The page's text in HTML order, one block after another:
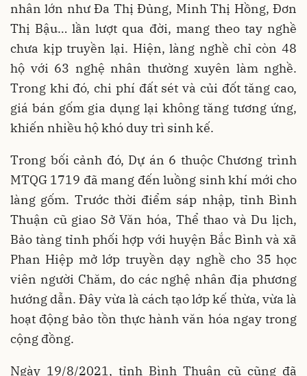
nhân lớn như Đa Thị Đủng, Minh Thị Hồng, Đơn
Thị Bậu… lần lượt qua đời, mang theo tay nghề
chưa kịp truyền lại. Hiện, làng nghề chỉ còn 48
hộ với 63 nghệ nhân thường xuyên làm nghề.
Trong khi đó, chi phí đất sét và củi đốt tăng cao,
giá bán gốm gia dụng lại không tăng tương ứng,
khiến nhiều hộ khó duy trì sinh kế.
Trong bối cảnh đó, Dự án 6 thuộc Chương trình
MTQG 1719 đã mang đến luồng sinh khí mới cho
làng gốm. Trước thời điểm sáp nhập, tỉnh Bình
Thuận cũ giao Sở Văn hóa, Thể thao và Du lịch,
Bảo tàng tỉnh phối hợp với huyện Bắc Bình và xã
Phan Hiệp mở lớp truyền dạy nghề cho 35 học
viên người Chăm, do các nghệ nhân địa phương
hướng dẫn. Đây vừa là cách tạo lớp kế thừa, vừa là
hoạt động bảo tồn thực hành văn hóa ngay trong
cộng đồng.
Ngày 19/8/2021, tỉnh Bình Thuận cũ cũng đã